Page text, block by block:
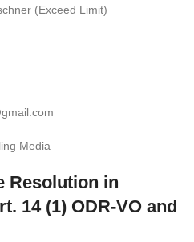
(Exceed Limit)
Media
Resolution in
14 (1) ODR-VO and